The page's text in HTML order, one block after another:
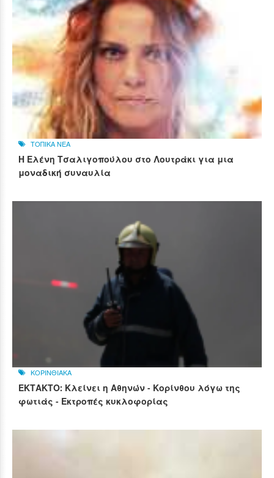
ΤΟΠΙΚΑ ΝΕΑ
Η Ελένη Τσαλιγοπούλου στο Λουτράκι για μια
μοναδική συναυλία
ΚΟΡΙΝΘΙΑΚΑ
ΕΚΤΑΚΤΟ: Κλείνει η Αθηνών - Κορίνθου λόγω της
φωτιάς - Εκτροπές κυκλοφορίας